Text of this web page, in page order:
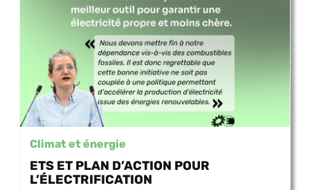
Climat et énergie
ETS ET PLAN D’ACTION POUR
L’ÉLECTRIFICATION